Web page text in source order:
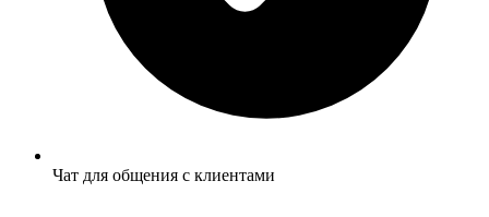
Чат для общения с клиентами